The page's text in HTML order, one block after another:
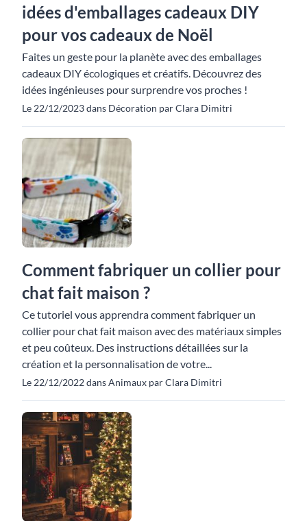
idées d'emballages cadeaux DIY
pour vos cadeaux de Noël
Faites un geste pour la planète avec des emballages
cadeaux DIY écologiques et créatifs. Découvrez des
idées ingénieuses pour surprendre vos proches !
Le 22/12/2023 dans Décoration par Clara Dimitri
Comment fabriquer un collier pour
chat fait maison ?
Ce tutoriel vous apprendra comment fabriquer un
collier pour chat fait maison avec des matériaux simples
et peu coûteux. Des instructions détaillées sur la
création et la personnalisation de votre...
Le 22/12/2022 dans Animaux par Clara Dimitri